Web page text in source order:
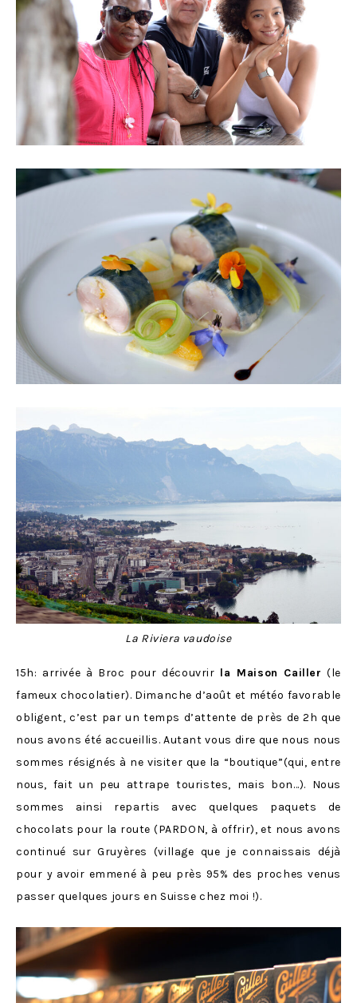
La Riviera vaudoise
15h: arrivée à Broc pour découvrir la Maison Cailler (le
fameux chocolatier). Dimanche d’août et météo favorable
obligent, c’est par un temps d’attente de près de 2h que
nous avons été accueillis. Autant vous dire que nous nous
sommes résignés à ne visiter que la “boutique”(qui, entre
nous, fait un peu attrape touristes, mais bon…). Nous
sommes ainsi repartis avec quelques paquets de
chocolats pour la route (PARDON, à offrir), et nous avons
continué sur Gruyères (village que je connaissais déjà
pour y avoir emmené à peu près 95% des proches venus
passer quelques jours en Suisse chez moi !).